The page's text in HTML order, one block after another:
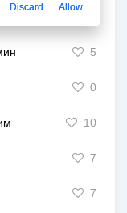
5
0
10
7
7
Discard Allow